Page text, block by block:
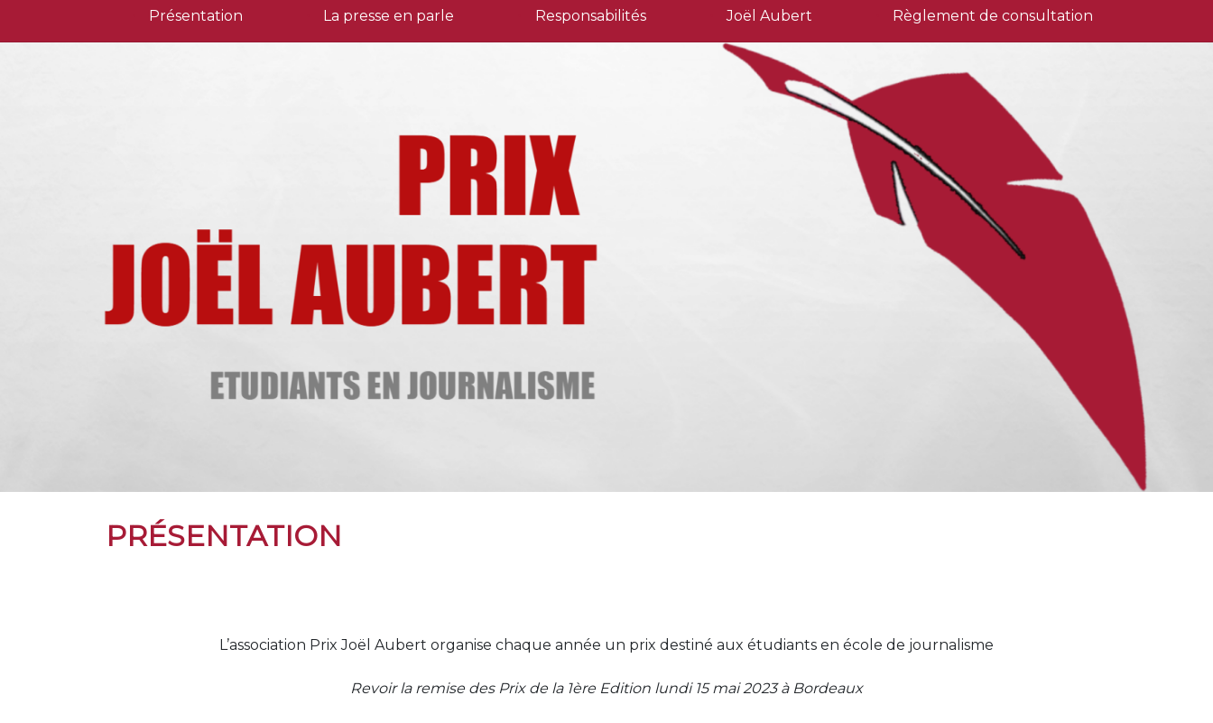
Présentation La presse en parle Responsabilités Joël Aubert Règlement de consultation
PRÉSENTATION
L’association Prix Joël Aubert organise chaque année un prix destiné aux étudiants en école de journalisme
Revoir la remise des Prix de la 1ère Edition lundi 15 mai 2023 à Bordeaux